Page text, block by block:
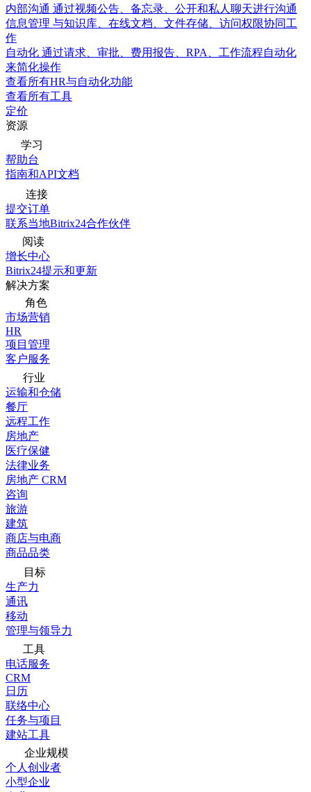
内部沟通 通过视频公告、备忘录、公开和私人聊天进行沟通
信息管理 与知识库、在线文档、文件存储、访问权限协同工
作
自动化 通过请求、审批、费用报告、RPA、工作流程自动化
来简化操作
查看所有HR与自动化功能
查看所有工具
定价
资源
学习
帮助台
指南和API文档
连接
提交订单
联系当地Bitrix24合作伙伴
阅读
增长中心
Bitrix24提示和更新
解决方案
角色
市场营销
HR
项目管理
客户服务
行业
运输和仓储
餐厅
远程工作
房地产
医疗保健
法律业务
房地产 CRM
咨询
旅游
建筑
商店与电商
商品品类
目标
生产力
通讯
移动
管理与领导力
工具
电话服务
CRM
日历
联络中心
任务与项目
建站工具
企业规模
个人创业者
小型企业